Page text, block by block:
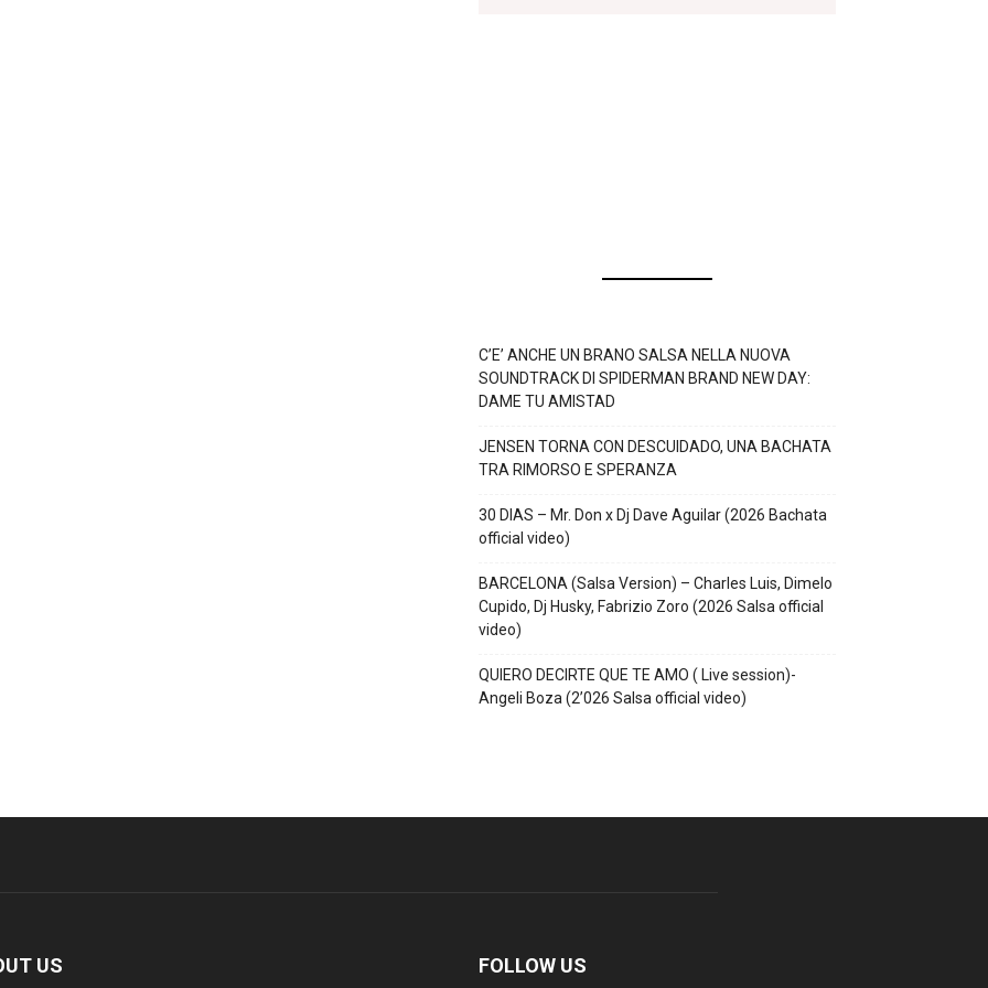
C’E’ ANCHE UN BRANO SALSA NELLA NUOVA
SOUNDTRACK DI SPIDERMAN BRAND NEW DAY:
DAME TU AMISTAD
JENSEN TORNA CON DESCUIDADO, UNA BACHATA
TRA RIMORSO E SPERANZA
30 DIAS – Mr. Don x Dj Dave Aguilar (2026 Bachata
official video)
BARCELONA (Salsa Version) – Charles Luis, Dimelo
Cupido, Dj Husky, Fabrizio Zoro (2026 Salsa official
video)
QUIERO DECIRTE QUE TE AMO ( Live session)-
Angeli Boza (2’026 Salsa official video)
US FOLLOW US